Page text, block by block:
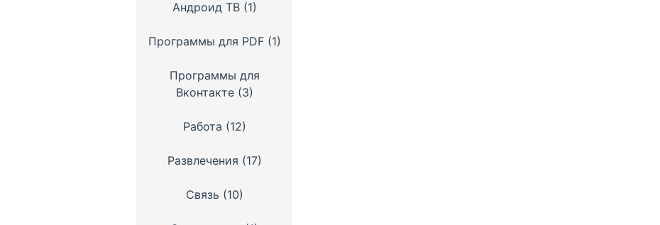
Андроид ТВ(1)
Программы для PDF(1)
Программы для
Вконтакте(3)
Работа (12)
Развлечения (17)
Связь (10)